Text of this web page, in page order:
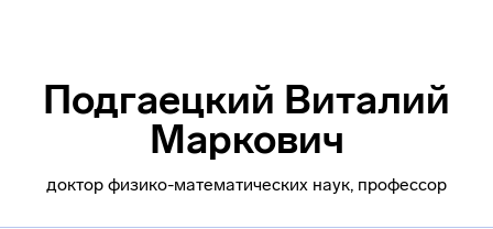
Подгаецкий Виталий
Маркович
доктор физико-математических наук, профессор